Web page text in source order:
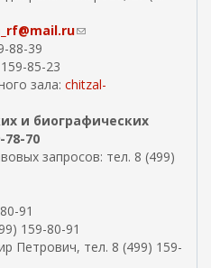
е
ш
н
я
с
с
ы
а
)
(
ы
к
д
т
п
88-39
85-23
зала: chitzal-
и биографических
78-70
запросов: тел. 8 (499)
91
159-80-91
Петрович, тел. 8 (499) 159-